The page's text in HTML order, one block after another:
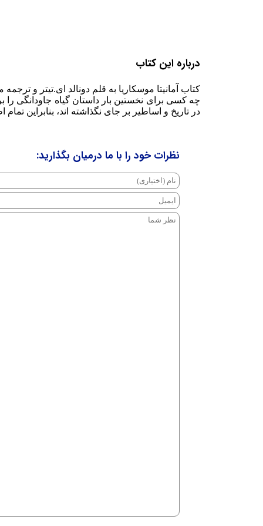
درباره این کتاب
کتاب آمانیتا موسکاریا به قلم دونالد ای.تیتر و ترجمه مریم تراب پرور برای نخستین بار
چه کسی برای نخستین بار داستان گیاه جاودانگی را
در تاریخ و اساطیر بر جای نگذاشته اند، بنابراین
نظرات خود را با ما درمیان بگذارید: